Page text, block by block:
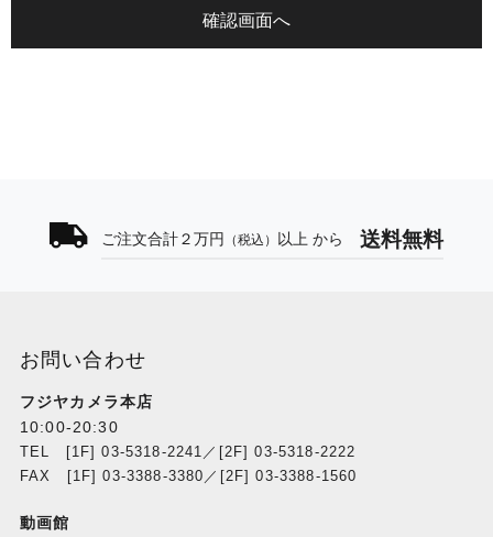
ご注文合計２万円 （税込） 以上 から 送料無料
お問い合わせ
フジヤカメラ本店
10:00-20:30
TEL [1F] 03-5318-2241／[2F] 03-5318-2222
FAX [1F] 03-3388-3380／[2F] 03-3388-1560
動画館